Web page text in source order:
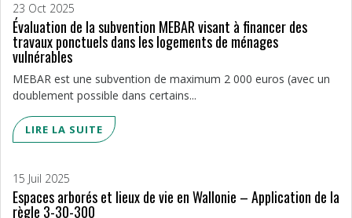
23 Oct 2025
Évaluation de la subvention MEBAR visant à financer des
travaux ponctuels dans les logements de ménages
vulnérables
MEBAR est une subvention de maximum 2 000 euros (avec un
doublement possible dans certains...
LIRE LA SUITE
15 Juil 2025
Espaces arborés et lieux de vie en Wallonie – Application de la
règle 3-30-300